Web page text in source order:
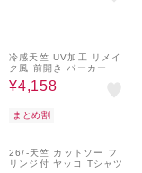
おすすめ
冷感天竺 UV加工 リメイ
ク風 前開き パーカー
¥4,158
まとめ割
おすすめ
26/-天竺 カットソー フ
リンジ付 ヤッコ Tシャツ